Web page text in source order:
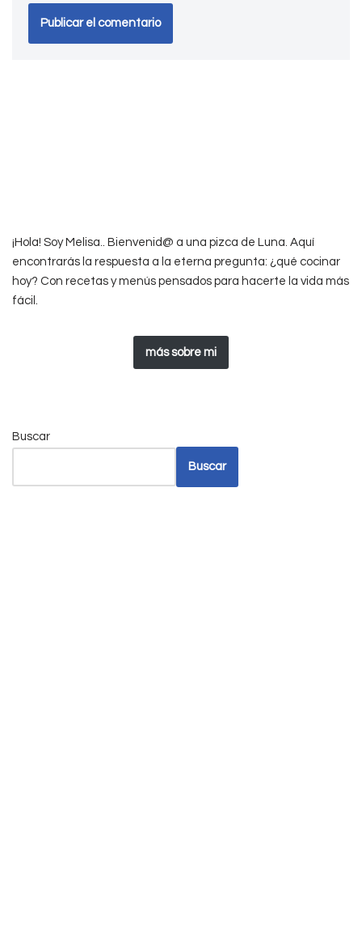
¡Hola! Soy Melisa.. Bienvenid@ a una pizca de Luna. Aquí
encontrarás la respuesta a la eterna pregunta: ¿qué cocinar
hoy? Con recetas y menús pensados para hacerte la vida más
fácil.
más sobre mi
Buscar
Buscar